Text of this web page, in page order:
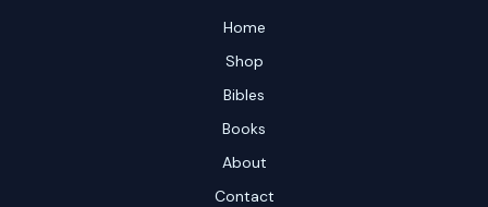
Home
Shop
Bibles
Books
About
Contact